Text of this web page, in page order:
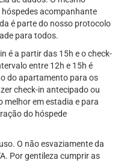
acompanhante
é parte do nosso protocolo
para todos.
é a partir das 15h e o check-
entre 12h e 15h é
do apartamento para os
check-in antecipado ou
em estadia e para
do hóspede
O não esvaziamente da
Por gentileza cumprir as